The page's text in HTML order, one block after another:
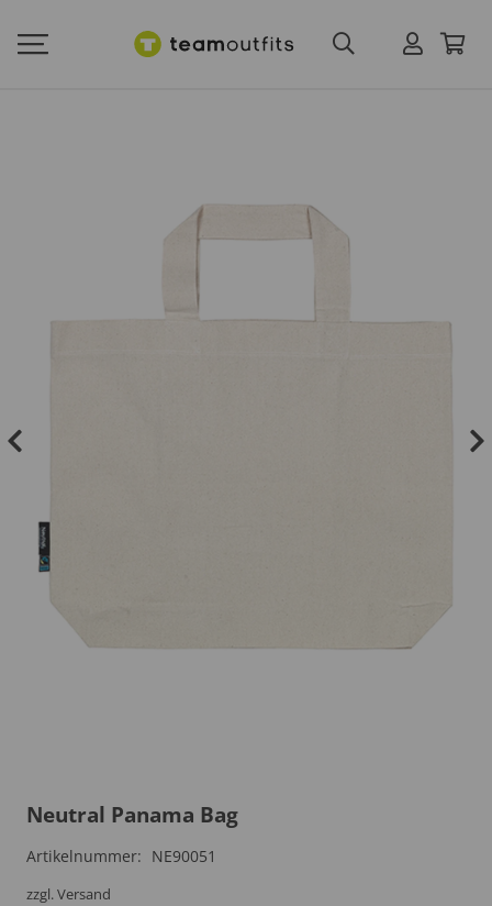
Neutral Panama Bag
Artikelnummer: NE90051
zzgl. Versand